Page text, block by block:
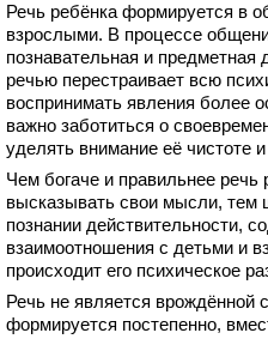
Речь ребёнка формируется в
взрослыми. В процессе
познавательная и
речью перестраивает всю
воспринимать явления более
важно заботиться о
уделять внимание её чистоте
Чем богаче и правильнее речь
высказывать свои мысли, тем
познании действительности,
взаимоотношения с детьми и
происходит его психическое
Речь не является врождённой
формируется постепенно,